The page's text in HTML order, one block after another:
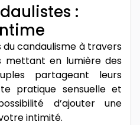
:
du candaulisme à travers
mettant en lumière des
partageant leurs
pratique sensuelle et
d’ajouter une
intimité.